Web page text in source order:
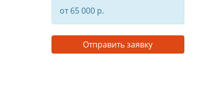
от 65 000 р.
Отправить заявку